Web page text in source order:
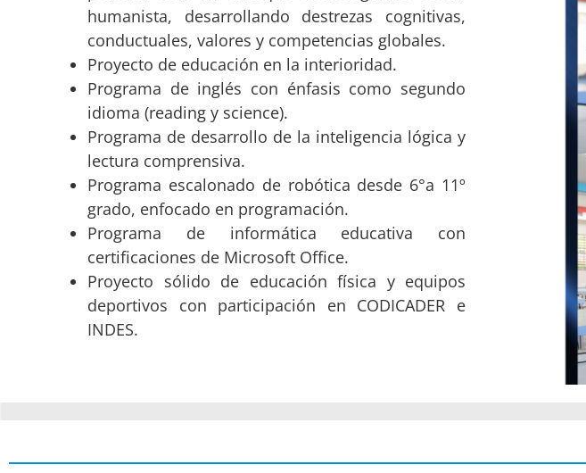
humanista, desarrollando destrezas cognitivas,
conductuales, valores y competencias globales.
Proyecto de educación en la interioridad.
Programa de inglés con énfasis como segundo
idioma (reading y science).
Programa de desarrollo de la inteligencia lógica y
lectura comprensiva.
Programa escalonado de robótica desde 6°a 11º
grado, enfocado en programación.
Programa de informática educativa con
certificaciones de Microsoft Office.
Proyecto sólido de educación física y equipos
deportivos con participación en CODICADER e
INDES.